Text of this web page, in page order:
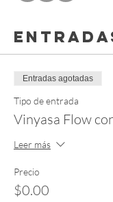
Entradas agotadas
Tipo de entrada
Vinyasa Flow
Leer más
Precio
$0.00